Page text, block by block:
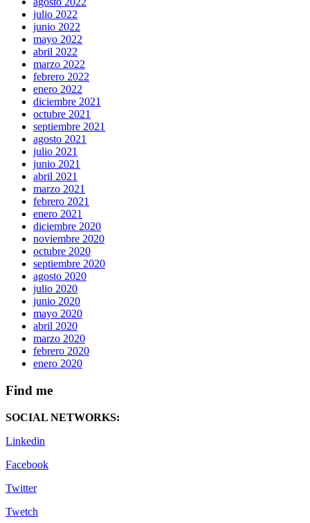
julio 2022
junio 2022
mayo 2022
abril 2022
marzo 2022
febrero 2022
enero 2022
diciembre 2021
octubre 2021
septiembre 2021
agosto 2021
julio 2021
junio 2021
abril 2021
marzo 2021
febrero 2021
enero 2021
diciembre 2020
noviembre 2020
octubre 2020
septiembre 2020
agosto 2020
julio 2020
junio 2020
mayo 2020
abril 2020
marzo 2020
febrero 2020
enero 2020
Find me
SOCIAL NETWORKS:
Linkedin
Facebook
Twitter
Twetch